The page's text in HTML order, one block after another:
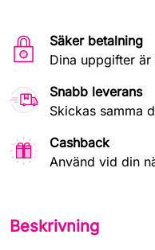
Säker betalning
Dina uppgifter
Snabb leverans
Skickas samma
Cashback
Använd vid din
Beskrivning